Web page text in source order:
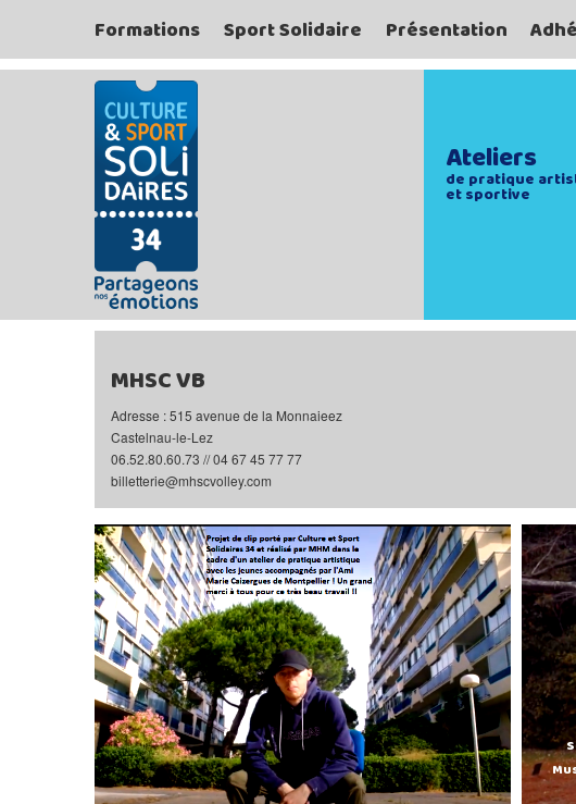
Formations Sport Solidaire Présentation
Ateliers
de pratique
et sportive
MHSC VB
Adresse : 515 avenue de la Monnaieez
Castelnau-le-Lez
06.52.80.60.73 // 04 67 45 77 77
billetterie@mhscvolley.com